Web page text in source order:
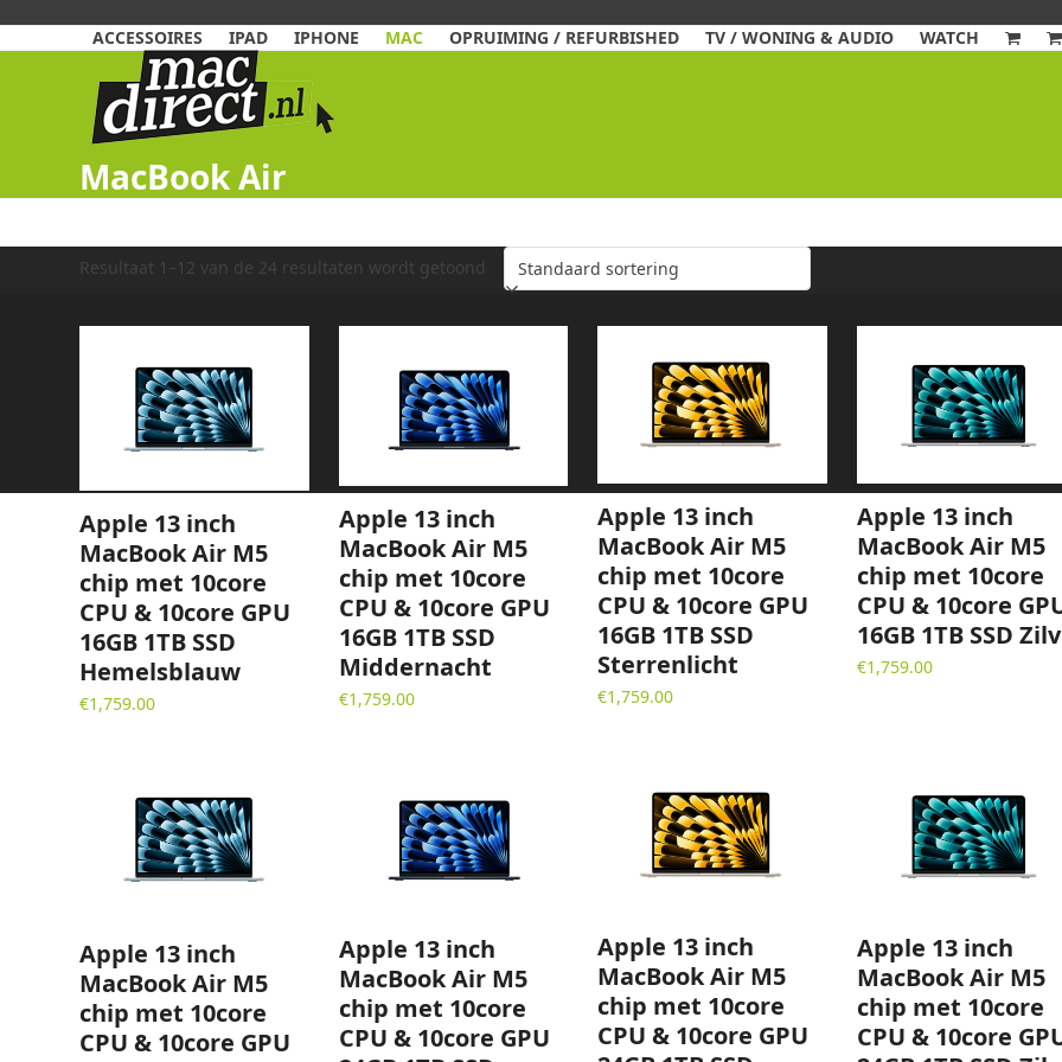
ACCESSOIRES
IPAD IPHONE MAC OPRUIMING / REFURBISHED TV / WONING & AUDIO WATCH
MacBook Air
Resultaat 1–12 van de 24 resultaten wordt getoond
Apple 13 inch
MacBook Air M5
chip met 10core
CPU & 10core GPU
16GB 1TB SSD
Hemelsblauw
€1,759.00
Apple 13 inch
MacBook Air M5
chip met 10core
CPU & 10core GPU
16GB 1TB SSD
Middernacht
€1,759.00
Apple 13 inch
MacBook Air M5
chip met 10core
CPU & 10core GPU
16GB 1TB SSD
Sterrenlicht
€1,759.00
Apple 13 inch
MacBook Air M5
chip met 10core
CPU & 10core
16GB 1TB SSD
€1,759.00
Apple 13 inch
MacBook Air M5
chip met 10core
CPU & 10core GPU
Apple 13 inch
MacBook Air M5
chip met 10core
CPU & 10core GPU
Apple 13 inch
MacBook Air M5
chip met 10core
CPU & 10core GPU
Apple 13 inch
MacBook Air M5
chip met 10core
CPU & 10core